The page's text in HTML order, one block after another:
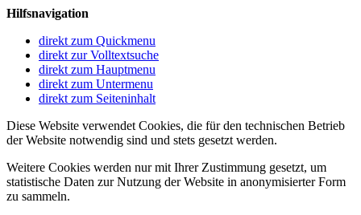
Hilfsnavigation
direkt zum Quickmenu
direkt zur Volltextsuche
direkt zum Hauptmenu
direkt zum Untermenu
direkt zum Seiteninhalt
Diese Website verwendet Cookies, die für den technischen Betrieb
der Website notwendig sind und stets gesetzt werden.
Weitere Cookies werden nur mit Ihrer Zustimmung gesetzt, um
statistische Daten zur Nutzung der Website in anonymisierter Form
zu sammeln.